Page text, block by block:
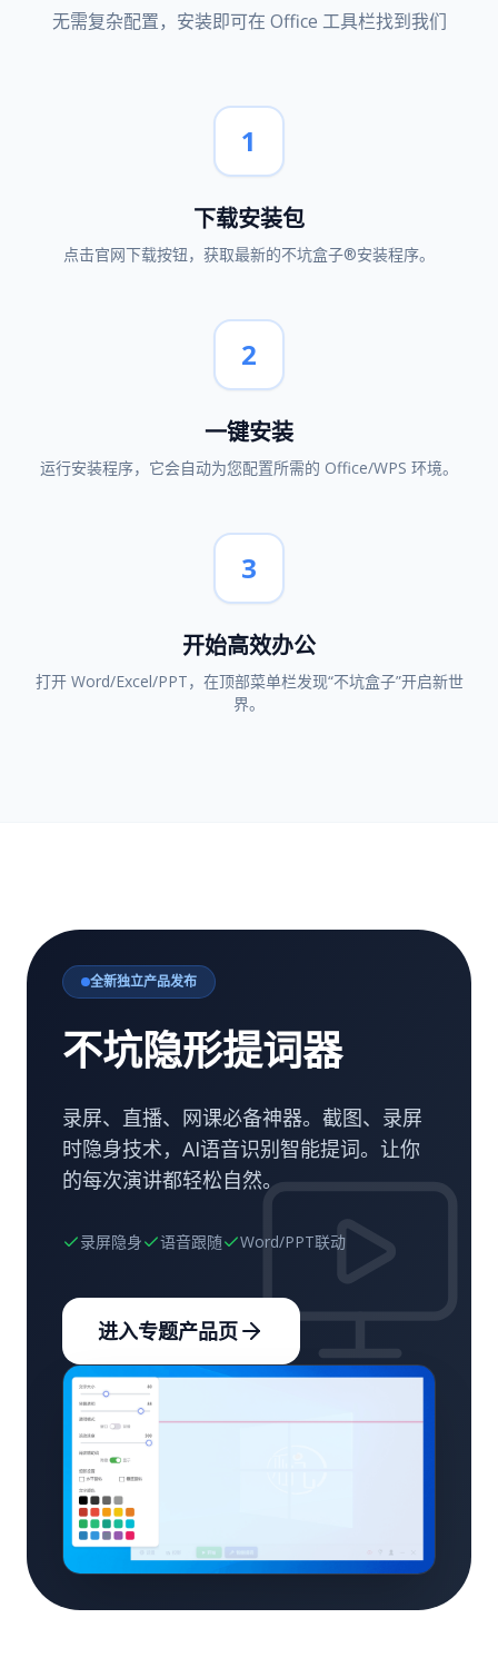
无需复杂配置，安装即可在 Office 工具栏找到我们
1
下载安装包
点击官网下载按钮，获取最新的不坑盒子®安装程序。
2
一键安装
运行安装程序，它会自动为您配置所需的 Office/WPS 环境。
3
开始高效办公
打开 Word/Excel/PPT，在顶部菜单栏发现“不坑盒子”开启新世
界。
全新独立产品发布
不坑隐形提词器
录屏、直播、网课必备神器。截图、录屏
时隐身技术，AI语音识别智能提词。让你
的每次演讲都轻松自然。
录屏隐身 语音跟随 Word/PPT联动
进入专题产品页